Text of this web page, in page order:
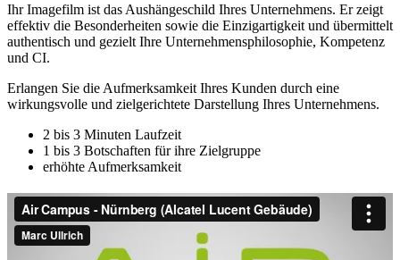
Ihr Imagefilm ist das Aushängeschild Ihres Unternehmens. Er zeigt
effektiv die Besonderheiten sowie die Einzigartigkeit und übermittelt
authentisch und gezielt Ihre Unternehmensphilosophie, Kompetenz
und CI.
Erlangen Sie die Aufmerksamkeit Ihres Kunden durch eine
wirkungsvolle und zielgerichtete Darstellung Ihres Unternehmens.
2 bis 3 Minuten Laufzeit
1 bis 3 Botschaften für ihre Zielgruppe
erhöhte Aufmerksamkeit